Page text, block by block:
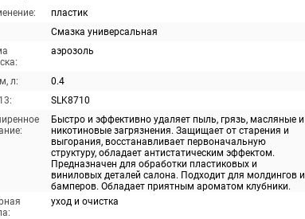
пластик
Смазка универсальная
аэрозоль
л:
0.4
SLK8710
Быстро и эффективно удаляет пыль, грязь, масляные и
никотиновые загрязнения. Защищает от старения и
выгорания, восстанавливает первоначальную
структуру, обладает антистатическим эффектом.
Предназначен для обработки пластиковых и
виниловых деталей салона. Подходит для молдингов и
бамперов. Обладает приятным ароматом клубники.
уход и очистка